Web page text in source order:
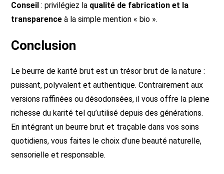
Conseil : privilégiez la qualité de fabrication et la
transparence à la simple mention « bio ».
Conclusion
Le beurre de karité brut est un trésor brut de la nature :
puissant, polyvalent et authentique. Contrairement aux
versions raffinées ou désodorisées, il vous offre la pleine
richesse du karité tel qu’utilisé depuis des générations.
En intégrant un beurre brut et traçable dans vos soins
quotidiens, vous faites le choix d’une beauté naturelle,
sensorielle et responsable.